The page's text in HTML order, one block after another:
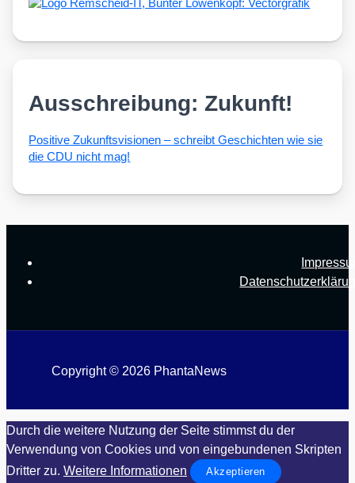
Ausschreibung: Zukunft!
Posi­ti­ve Zukunfts­vi­sio­nen – schreibt Geschich­ten wie sie
die CDU nicht mag!
Copyright © 2026 PhantaNews
Durch die weitere Nutzung der Seite stimmst du der
Verwendung von Cookies und von eingebundenen Skripten
Dritter zu. Weitere Informationen Akzeptieren